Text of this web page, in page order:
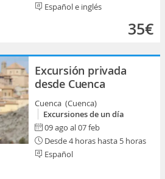
Español e inglés
35€
Excursión privada
desde Cuenca
Cuenca (Cuenca)
Excursiones de un día
09 ago al 07 feb
Desde 4 horas hasta 5 horas
Español